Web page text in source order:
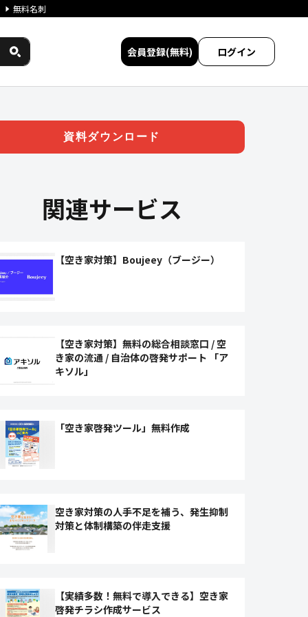
無料名刺
会員登録(無料) ログイン
資料ダウンロード
関連サービス
【空き家対策】Boujeey（ブージー）
【空き家対策】無料の総合相談窓口 / 空
き家の流通 / 自治体の啓発サポート 「ア
キソル」
「空き家啓発ツール」無料作成
空き家対策の人手不足を補う、発生抑制
対策と体制構築の伴走支援
【実績多数！無料で導入できる】空き家
啓発チラシ作成サービス